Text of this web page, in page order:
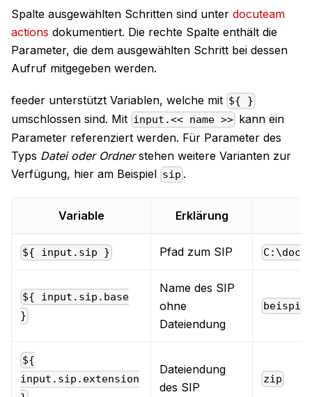
Spalte ausgewählten Schritten sind unter docuteam
actions dokumentiert. Die rechte Spalte enthält die
Parameter, die dem ausgewählten Schritt bei dessen
Aufruf mitgegeben werden.
feeder unterstützt Variablen, welche mit ${ }
umschlossen sind. Mit input.<< name >> kann ein
Parameter referenziert werden. Für Parameter des
Typs Datei oder Ordnerstehen weitere Varianten zur
Verfügung, hier am Beispiel sip .
Variable Erklärung
${ input.sip } Pfad zum SIP
${ input.sip.base
}
Name des SIP
ohne
Dateiendung
${
input.sip.extension
Dateiendung
des SIP
zip